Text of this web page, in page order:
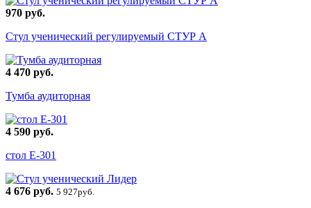
970 руб.
Стул ученический регулируемый СТУР А
4 470 руб.
Тумба аудиторная
4 590 руб.
стол Е-301
4 676 руб. 5 927руб.